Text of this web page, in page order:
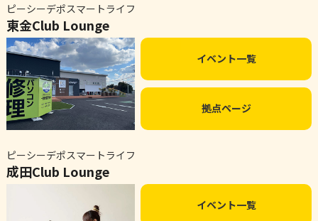
ピーシーデポスマートライフ
東金Club Lounge
イベント一覧
拠点ページ
ピーシーデポスマートライフ
成田Club Lounge
イベント一覧